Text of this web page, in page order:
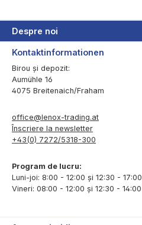
Despre noi
Kontaktinformationen
Birou și depozit:
Aumühle 16
4075 Breitenaich/Fraham
office@lenox-trading.at
Înscriere la newsletter
+43(0) 7272/5318-300
Program de lucru:
Luni-joi: 8:00 - 12:00 și 12:30 - 17:00
Vineri: 08:00 - 12:00 și 12:30 - 14:00